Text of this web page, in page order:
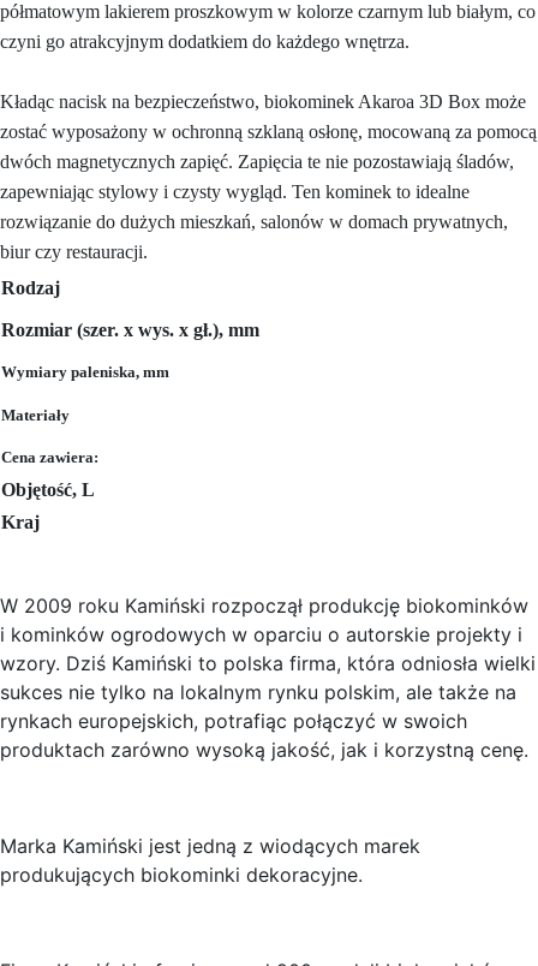
półmatowym lakierem proszkowym w kolorze czarnym lub białym, co
czyni go atrakcyjnym dodatkiem do każdego wnętrza.
Kładąc nacisk na bezpieczeństwo, biokominek Akaroa 3D Box może
zostać wyposażony w ochronną szklaną osłonę, mocowaną za pomocą
dwóch magnetycznych zapięć. Zapięcia te nie pozostawiają śladów,
zapewniając stylowy i czysty wygląd. Ten kominek to idealne
rozwiązanie do dużych mieszkań, salonów w domach prywatnych,
biur czy restauracji.
Rodzaj
Rozmiar (szer. x wys. x gł.), mm
Wymiary paleniska, mm
Materiały
Cena zawiera:
Objętość, L
Kraj
W 2009 roku Kamiński rozpoczął produkcję biokominków
i kominków ogrodowych w oparciu o autorskie projekty i
wzory. Dziś Kamiński to polska firma, która odniosła wielki
sukces nie tylko na lokalnym rynku polskim, ale także na
rynkach europejskich, potrafiąc połączyć w swoich
produktach zarówno wysoką jakość, jak i korzystną cenę.
Marka Kamiński jest jedną z wiodących marek
produkujących biokominki dekoracyjne.